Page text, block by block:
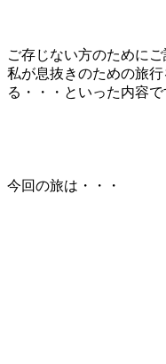
ご存じない方のために
私が息抜きのための旅
る・・・といった内容で
今回の旅は・・・